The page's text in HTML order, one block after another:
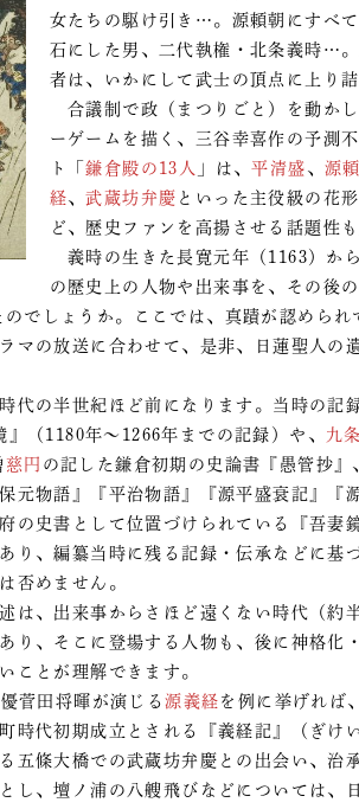
女たちの駆け引き…。源頼朝にすべ
石にした男、二代執権・北条義時…
者は、いかにして武士の頂点に上り詰
合議制で政（まつりごと）を動か
ーゲームを描く、三谷幸喜作の予測
ト「鎌倉殿の13人 」は、平清盛 、源
経、武蔵坊弁慶 といった主役級の花
ど、歴史ファンを高揚させる話題性
義時の生きた長寛元年（1163）か
の歴史上の人物や出来事を、その後
のでしょうか。ここでは、真蹟が認めら
マの放送に合わせて、是非、日蓮聖人の
代の半世紀ほど前になります。当時の記
（1180年～1266年までの記録）や、 九
慈円 の記した鎌倉初期の史論書『愚管抄』
元物語』『平治物語』『源平盛衰記』『
の史書として位置づけられている『吾妻
り、編纂当時に残る記録・伝承などに基
否めません。
、出来事からさほど遠くない時代（約
り、そこに登場する人物も、後に神格化
ことが理解できます。
菅田将暉が演じる源義経 を例に挙げれば
時代初期成立とされる『義経記』（ぎけ
五條大橋での武蔵坊弁慶との出会い、治
し、壇ノ浦の八艘飛びなどについては、